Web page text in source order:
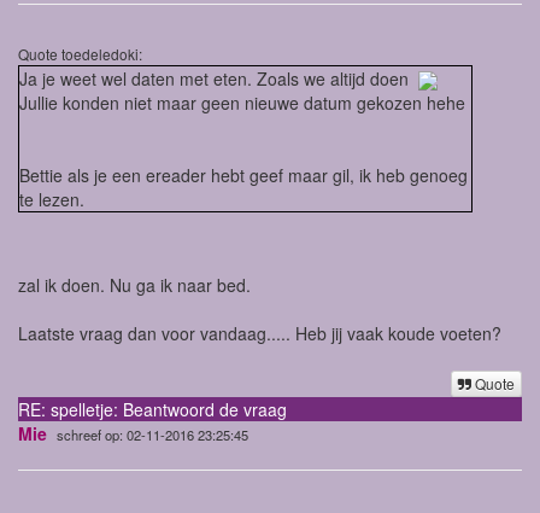
Quote toedeledoki:
Ja je weet wel daten met eten. Zoals we altijd doen
Jullie konden niet maar geen nieuwe datum gekozen hehe
Bettie als je een ereader hebt geef maar gil, ik heb genoeg
te lezen.
zal ik doen. Nu ga ik naar bed.
Laatste vraag dan voor vandaag..... Heb jij vaak koude voeten?
Quote
RE: spelletje: Beantwoord de vraag
Mie schreef op: 02-11-2016 23:25:45